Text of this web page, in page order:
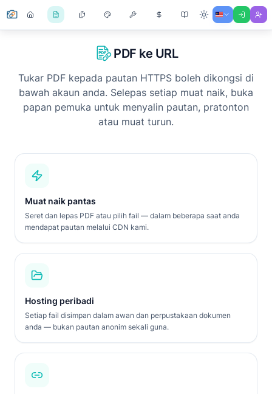
PDF ke URL
Tukar PDF kepada pautan HTTPS boleh dikongsi di
bawah akaun anda. Selepas setiap muat naik, buka
papan pemuka untuk menyalin pautan, pratonton
atau muat turun.
Muat naik pantas
Seret dan lepas PDF atau pilih fail — dalam beberapa saat anda
mendapat pautan melalui CDN kami.
Hosting peribadi
Setiap fail disimpan dalam awan dan perpustakaan dokumen
anda — bukan pautan anonim sekali guna.